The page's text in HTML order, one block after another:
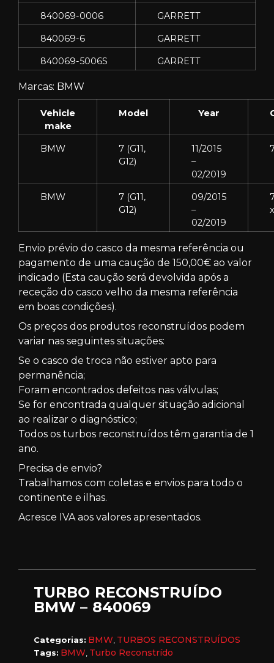
840069-0006 GARRETT
840069-6 GARRETT
840069-5006S GARRETT
Marcas: BMW
Vehicle
make
Model Year
BMW
7 (G11,
G12)
11/2015
–
02/2019
BMW
7 (G11,
G12)
09/2015
–
02/2019
Envio prévio do casco da mesma referência ou
pagamento de uma caução de 150,00€ ao valor
indicado (Esta caução será devolvida após a
receção do casco velho da mesma referência
em boas condições).
Os preços dos produtos reconstruídos podem
variar nas seguintes situações:
Se o casco de troca não estiver apto para
permanência;
Foram encontrados defeitos nas válvulas;
Se for encontrada qualquer situação adicional
ao realizar o diagnóstico;
Todos os turbos reconstruídos têm garantia de 1
ano.
Precisa de envio?
Trabalhamos com coletas e envios para todo o
continente e ilhas.
Acresce IVA aos valores apresentados.
TURBO RECONSTRUÍDO
BMW – 840069
Categorias: BMW TURBOS RECONSTRUÍDOS
Tags: BMW Turbo Reconstrído